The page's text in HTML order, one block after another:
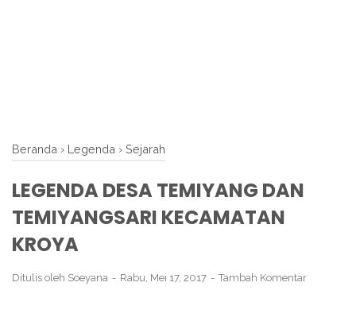
Beranda › Legenda › Sejarah
LEGENDA DESA TEMIYANG DAN
TEMIYANGSARI KECAMATAN
KROYA
Ditulis oleh Soeyana Rabu, Mei 17, 2017 Tambah Komentar